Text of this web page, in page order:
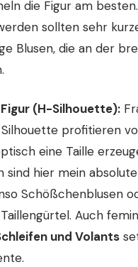
die Figur am besten.
sollten sehr
Blusen, die an der
(H-Silhouette):
profitieren
eine Taille
sind hier mein
Schößchenblusen
Auch
und Volants